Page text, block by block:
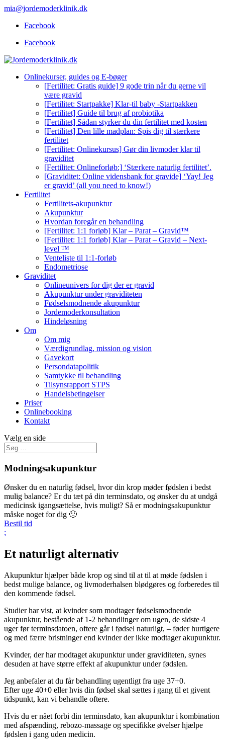
mia@jordemoderklinik.dk
Facebook
Facebook
Onlinekurser, guides og E-bøger
[Fertilitet: Gratis guide] 9 gode trin når du gerne vil
være gravid
[Fertilitet: Startpakke] Klar-til baby -Startpakken
[Fertilitet] Guide til brug af probiotika
[Fertilitet] Sådan styrker du din fertilitet med kosten
[Fertilitet] Den lille madplan: Spis dig til stærkere
fertilitet
[Fertilitet: Onlinekursus] Gør din livmoder klar til
graviditet
[Fertilitet: Onlineforløb:] ‘Stærkere naturlig fertilitet’.
[Graviditet: Online vidensbank for gravide] ‘Yay! Jeg
er gravid’ (all you need to know!)
Fertilitet
Fertilitets-akupunktur
Akupunktur
Hvordan foregår en behandling
[Fertilitet: 1:1 forløb] Klar – Parat – Gravid™️
[Fertilitet: 1:1 forløb] Klar – Parat – Gravid – Next-
level ™️
Venteliste til 1:1-forløb
Endometriose
Graviditet
Onlineunivers for dig der er gravid
Akupunktur under graviditeten
Fødselsmodnende akupunktur
Jordemoderkonsultation
Hindeløsning
Om
Om mig
Værdigrundlag, mission og vision
Gavekort
Persondatapolitik
Samtykke til behandling
Tilsynsrapport STPS
Handelsbetingelser
Priser
Onlinebooking
Kontakt
Vælg en side
Modningsakupunktur
Ønsker du en naturlig fødsel, hvor din krop møder fødslen i bedst
mulig balance? Er du tæt på din terminsdato, og ønsker du at undgå
medicinsk igangsættelse, hvis muligt? Så er modningsakupunktur
måske noget for dig 🙂
Bestil tid
;
Et naturligt alternativ
Akupunktur hjælper både krop og sind til at til at møde fødslen i
bedst mulige balance, og livmoderhalsen blødgøres og forberedes til
den kommende fødsel.
Studier har vist, at kvinder som modtager fødselsmodnende
akupunktur, bestående af 1-2 behandlinger om ugen, de sidste 4
uger før terminsdatoen, oftere går i fødsel naturligt, – føder hurtigere
og med færre bristninger end kvinder der ikke modtager akupunktur.
Kvinder, der har modtaget akupunktur under graviditeten, synes
desuden at have større effekt af akupunktur under fødslen.
Jeg anbefaler at du får behandling ugentligt fra uge 37+0.
Efter uge 40+0 eller hvis din fødsel skal sættes i gang til et givent
tidspunkt, kan vi behandle oftere.
Hvis du er nået forbi din terminsdato, kan akupunktur i kombination
med afspænding, rebozo-massage og specifikke øvelser hjælpe
fødslen i gang uden medicin.